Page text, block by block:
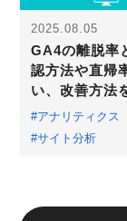
2025.08.05
GA4の離脱率
認方法や直帰
い、改善方法
#アナリティクス
#サイト分析